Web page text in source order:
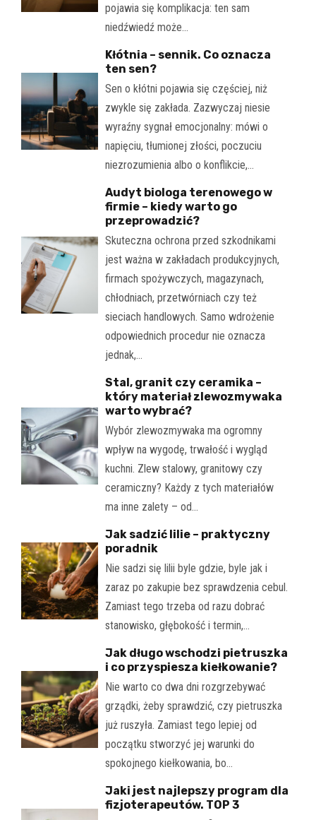
pojawia się komplikacja: ten sam
niedźwiedź może…
Kłótnia – sennik. Co oznacza
ten sen?
Sen o kłótni pojawia się częściej, niż
zwykle się zakłada. Zazwyczaj niesie
wyraźny sygnał emocjonalny: mówi o
napięciu, tłumionej złości, poczuciu
niezrozumienia albo o konflikcie,…
Audyt biologa terenowego w
firmie – kiedy warto go
przeprowadzić?
Skuteczna ochrona przed szkodnikami
jest ważna w zakładach produkcyjnych,
firmach spożywczych, magazynach,
chłodniach, przetwórniach czy też
sieciach handlowych. Samo wdrożenie
odpowiednich procedur nie oznacza
jednak,…
Stal, granit czy ceramika –
który materiał zlewozmywaka
warto wybrać?
Wybór zlewozmywaka ma ogromny
wpływ na wygodę, trwałość i wygląd
kuchni. Zlew stalowy, granitowy czy
ceramiczny? Każdy z tych materiałów
ma inne zalety – od…
Jak sadzić lilie – praktyczny
poradnik
Nie sadzi się lilii byle gdzie, byle jak i
zaraz po zakupie bez sprawdzenia cebul.
Zamiast tego trzeba od razu dobrać
stanowisko, głębokość i termin,…
Jak długo wschodzi pietruszka
i co przyspiesza kiełkowanie?
Nie warto co dwa dni rozgrzebywać
grządki, żeby sprawdzić, czy pietruszka
już ruszyła. Zamiast tego lepiej od
początku stworzyć jej warunki do
spokojnego kiełkowania, bo…
Jaki jest najlepszy program dla
fizjoterapeutów. TOP 3